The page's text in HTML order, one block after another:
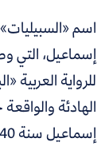
اسم
إسماعيل، التي
الهادئة